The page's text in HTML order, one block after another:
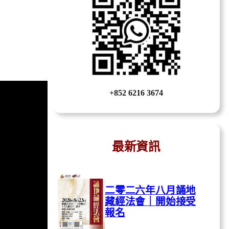
+852 6216 3674
最新資訊
二零二六年八月誦地
藏經法會｜開始接受
報名